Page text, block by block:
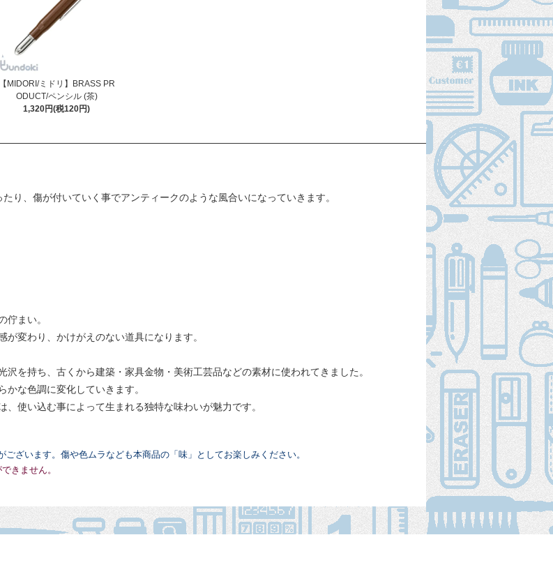
【MIDORI/ミドリ】BRASS PR
ODUCT/ペンシル (茶)
1,320円(税120円)
り、傷が付いていく事でアンティークのような風合いになっていきます。
佇まい。
変わり、かけがえのない道具になります。
を持ち、古くから建築・家具金物・美術工芸品などの素材に使われてきました。
な色調に変化していきます。
使い込む事によって生まれる独特な味わいが魅力です。
ざいます。傷や色ムラなども本商品の「味」としてお楽しみください。
きません。